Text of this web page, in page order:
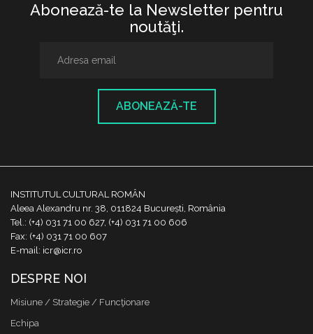
Abonează-te la Newsletter pentru
noutăţi.
ABONEAZĂ-TE
INSTITUTUL CULTURAL ROMÂN
Aleea Alexandru nr. 38, 011824 București, România
Tel.: (+4) 031 71 00 627, (+4) 031 71 00 606
Fax: (+4) 031 71 00 607
E-mail: icr@icr.ro
DESPRE NOI
Misiune / Strategie / Funcţionare
Echipa